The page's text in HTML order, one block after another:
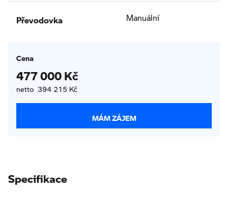
Převodovka Manuální
Cena
477 000 Kč
netto 394 215 Kč
MÁM ZÁJEM
Specifikace